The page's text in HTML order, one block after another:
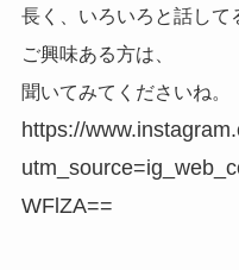
長く、いろいろと話して
ご興味ある方は、
聞いてみてくださいね。
https://
WFlZA==